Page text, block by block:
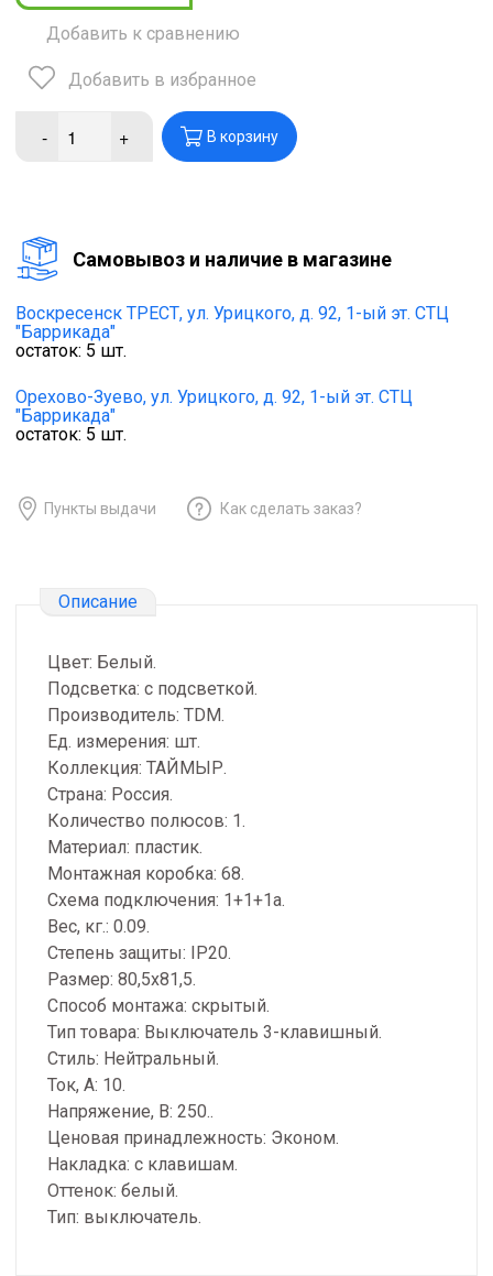
Добавить к сравнению
Добавить в избранное
- + В корзину
Cамовывоз и наличие в магазине
Воскресенск ТРЕСТ, ул. Урицкого, д. 92, 1-ый эт. СТЦ
"Баррикада"
остаток: 5 шт.
Орехово-Зуево, ул. Урицкого, д. 92, 1-ый эт. СТЦ
"Баррикада"
остаток: 5 шт.
Пункты выдачи Как сделать заказ?
Описание
Цвет: Белый.
Подсветка: с подсветкой.
Производитель: TDM.
Ед. измерения: шт.
Коллекция: ТАЙМЫР.
Страна: Россия.
Количество полюсов: 1.
Материал: пластик.
Монтажная коробка: 68.
Схема подключения: 1+1+1a.
Вес, кг.: 0.09.
Степень защиты: IP20.
Размер: 80,5x81,5.
Способ монтажа: скрытый.
Тип товара: Выключатель 3-клавишный.
Стиль: Нейтральный.
Ток, А: 10.
Напряжение, В: 250..
Ценовая принадлежность: Эконом.
Накладка: с клавишам.
Оттенок: белый.
Тип: выключатель.